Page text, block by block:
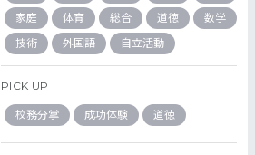
家庭
体育 総合 道徳
数学
技術
外国語 自立活動
PICK UP
校務分掌 成功体験 道徳